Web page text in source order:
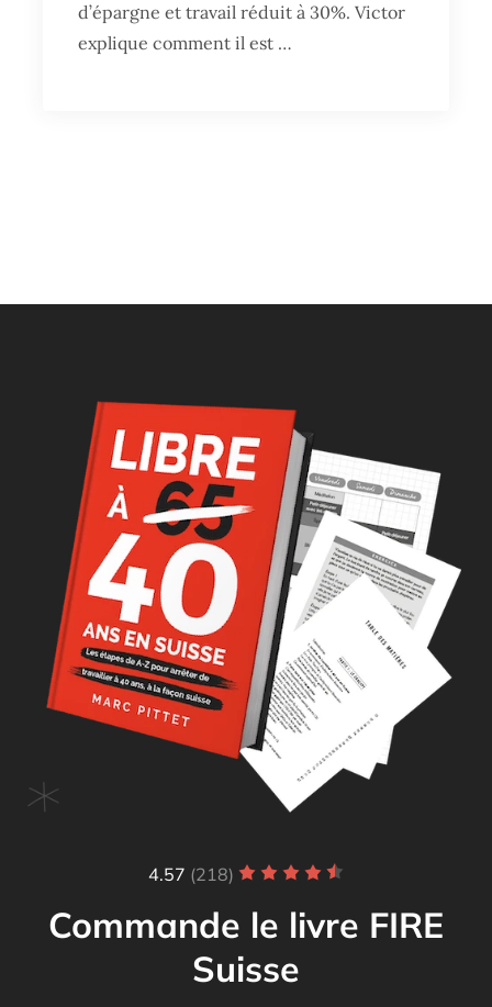
d’épargne et travail réduit à 30%. Victor
explique comment il est …
4.57 (218)
Commande le livre FIRE
Suisse